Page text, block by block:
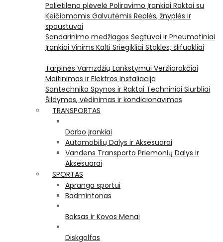
Polietileno plėvelė Poliravimo Įrankiai Raktai su
Keičiamomis Galvutėmis Replės, žnyplės ir
spaustuvai
Sandarinimo medžiagos Segtuvai ir Pneumatiniai
Įrankiai Vinims Kalti Sriegikliai Staklės, šlifuokliai
Tarpinės Vamzdžių Lankstymui Veržliarakčiai
Maitinimas ir Elektros Instaliacija
Santechnika Spynos ir Raktai Techniniai Siurbliai
Šildymas, vėdinimas ir kondicionavimas
TRANSPORTAS
Darbo Įrankiai
Automobilių Dalys ir Aksesuarai
Vandens Transporto Priemonių Dalys ir
Aksesuarai
SPORTAS
Apranga sportui
Badmintonas
Boksas ir Kovos Menai
Diskgolfas